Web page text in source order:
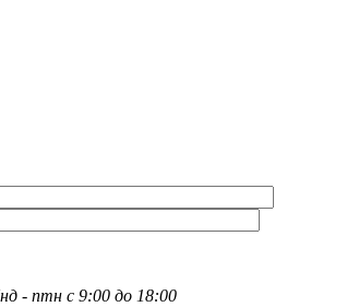
- птн с 9:00 до 18:00